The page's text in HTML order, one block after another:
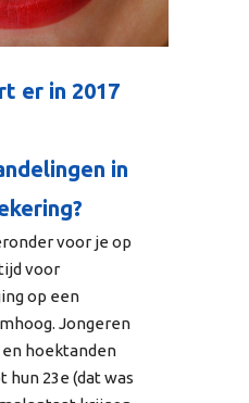
er in 2017
in
voor je op
voor
op een
Jongeren
hoektanden
hun 23e (dat was